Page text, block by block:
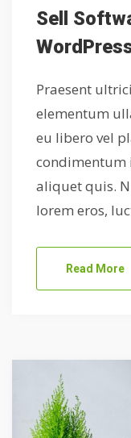
Sell
Praesent
elementum
eu libero vel
condimentum
aliquet quis.
lorem eros,
Read More